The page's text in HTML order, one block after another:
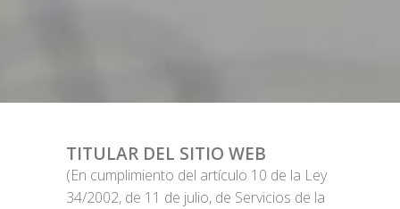
TITULAR DEL SITIO WEB
(En cumplimiento del artículo 10 de la Ley
34/2002, de 11 de julio, de Servicios de la